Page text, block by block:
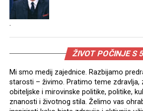
.
ŽIVOT POČINJE S
Mi smo medij zajednice. Razbijamo
starosti – živimo. Pratimo teme zdravlja,
obiteljske i mirovinske politike, politike,
znanosti i životnog stila. Želimo vas